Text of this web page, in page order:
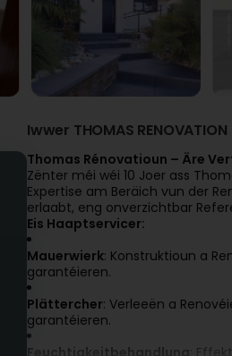
Iwwer THOMAS RENOVATION
Thomas Rénovatioun – Äre
Zënter méi wéi 10 Joer ass
Expertise am Beräich vun der
erlaabt, eng onverzichtbar
Eis Haaptservicer:
Mauerwierk: Konstruktioun a
garantéieren.
Plättercher: Verleeën a
garantéieren.
Feuchtigkeitbehandlung :